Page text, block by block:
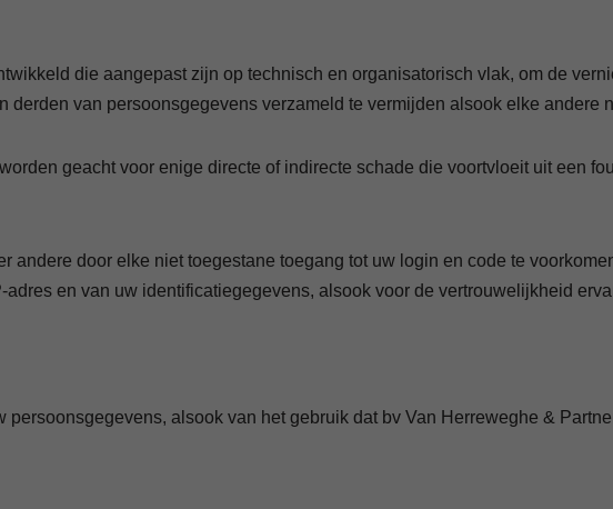
die aangepast zijn op technisch en organisatorisch vlak, om de
van persoonsgegevens verzameld te vermijden alsook elke andere
geacht voor enige directe of indirecte schade die voortvloeit uit een
door elke niet toegestane toegang tot uw login en code te
en van uw identificatiegegevens, alsook voor de vertrouwelijkheid
persoonsgegevens, alsook van het gebruik dat bv Van Herreweghe &